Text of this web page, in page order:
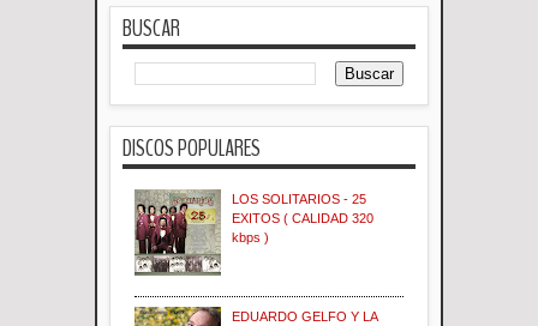
BUSCAR
DISCOS POPULARES
LOS SOLITARIOS - 25
EXITOS ( CALIDAD 320
kbps )
EDUARDO GELFO Y LA